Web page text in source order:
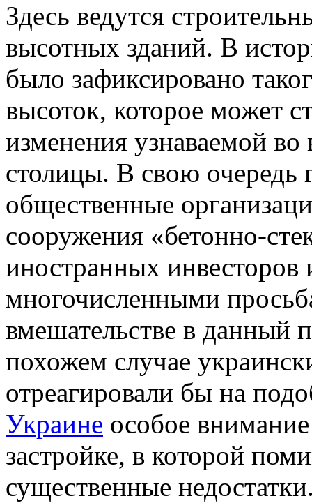
Здесь ведутся
высотных зданий. В
было зафиксировано
высоток, которое может
изменения узнаваемой
столицы. В свою очередь
общественные
сооружения «бетонно-
иностранных инвесторов
многочисленными
вмешательстве в данный
похожем случае
отреагировали бы на
Украине особое
застройке, в которой
существенные